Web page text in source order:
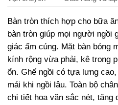
Bàn tròn thích hợp cho bữa
bàn tròn giúp mọi người ngồi
giác ấm cúng. Mặt bàn bóng
kính rộng vừa phải, kê trong
ổn. Ghế ngồi có tựa lưng
mái khi ngồi lâu. Toàn bộ
chi tiết hoa văn sắc nét, tăng